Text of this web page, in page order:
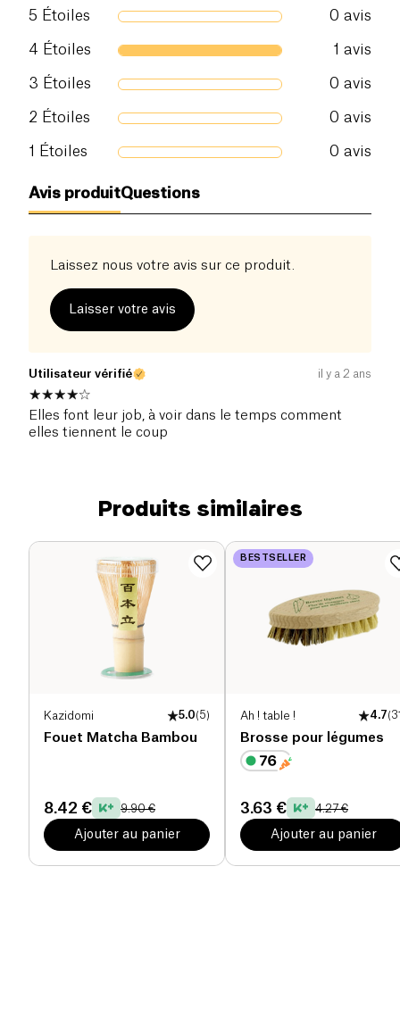
5 Étoiles 0 avis
4 Étoiles 1 avis
3 Étoiles 0 avis
2 Étoiles 0 avis
1 Étoiles 0 avis
Avis produitQuestions
Laissez nous votre avis sur ce produit.
Laisser votre avis
Utilisateur vérifié il y a 2 ans
Elles font leur job, à voir dans le temps comment
elles tiennent le coup
Produits similaires
Kazidomi 5.0(5)
Fouet Matcha Bambou
8.42 € 9.90 €
Ajouter au panier
BESTSELLER
Ah ! table ! 4.7(
Brosse pour légumes
3.63 € 4.27 €
Ajouter au panier